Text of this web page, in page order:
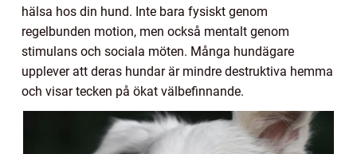
hälsa hos din hund. Inte bara fysiskt genom
regelbunden motion, men också mentalt genom
stimulans och sociala möten. Många hundägare
upplever att deras hundar är mindre destruktiva hemma
och visar tecken på ökat välbefinnande.